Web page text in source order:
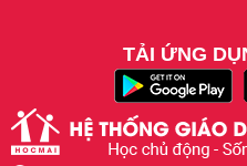
TẢI ỨNG